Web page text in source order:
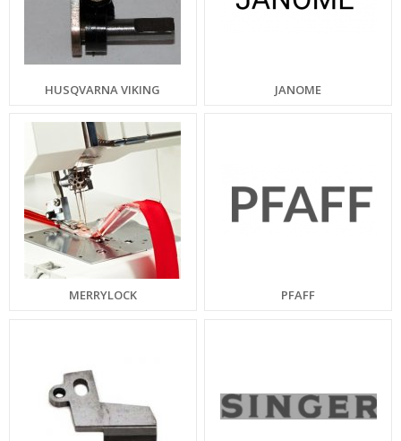
HUSQVARNA VIKING JANOME
MERRYLOCK PFAFF